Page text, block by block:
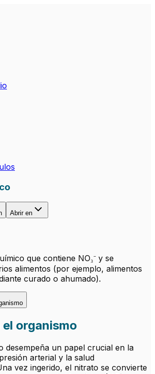
Abrir en
que contiene NO₃⁻ y se
alimentos (por ejemplo, alimentos
curado o ahumado).
organismo
desempeña un papel crucial en la
arterial y la salud
vez ingerido, el nitrato se convierte